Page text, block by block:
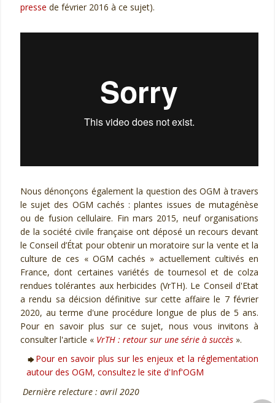
presse de février 2016 à ce sujet).
Nous dénonçons également la question des OGM à travers
le sujet des OGM cachés : plantes issues de mutagénèse
ou de fusion cellulaire. Fin mars 2015, neuf organisations
de la société civile française ont déposé un recours devant
le Conseil d’État pour obtenir un moratoire sur la vente et la
culture de ces « OGM cachés » actuellement cultivés en
France, dont certaines variétés de tournesol et de colza
rendues tolérantes aux herbicides (VrTH). Le Conseil d'Etat
a rendu sa déicsion définitive sur cette affaire le 7 février
2020, au terme d'une procédure longue de plus de 5 ans.
Pour en savoir plus sur ce sujet, nous vous invitons à
consulter l'article « VrTH : retour sur une série à succès ».
Pour en savoir plus sur les enjeux et la réglementation
autour des OGM, consultez le site d'Inf'OGM
Dernière relecture : avril 2020